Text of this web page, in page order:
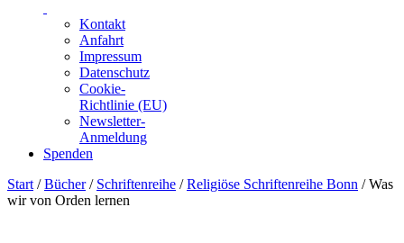
Kontakt
Anfahrt
Impressum
Datenschutz
Cookie-
Richtlinie (EU)
Newsletter-
Anmeldung
Spenden
Skip
to
Start /Bücher/ Schriftenreihe /Religiöse Schriftenreihe Bonn / Was
wir von Orden lernen